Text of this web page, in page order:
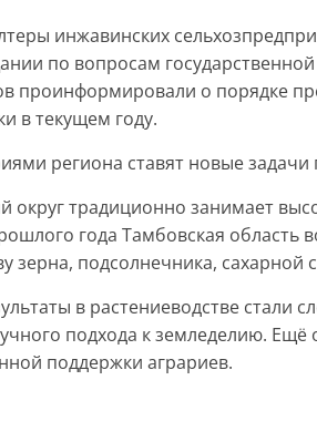
инжавинских
по вопросам
проинформировали о порядке
в текущем году.
региона ставят новые
округ традиционно занимает
года Тамбовская область
зерна, подсолнечника, сахарной
в растениеводстве стали
подхода к земледелию.
поддержки аграриев.